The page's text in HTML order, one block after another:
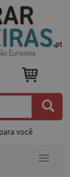
Europeia
você
Toggle